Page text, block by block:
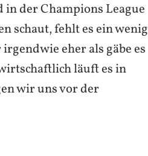
der Champions League
schaut, fehlt es ein wenig
eher als gäbe es
läuft es in
wir uns vor der